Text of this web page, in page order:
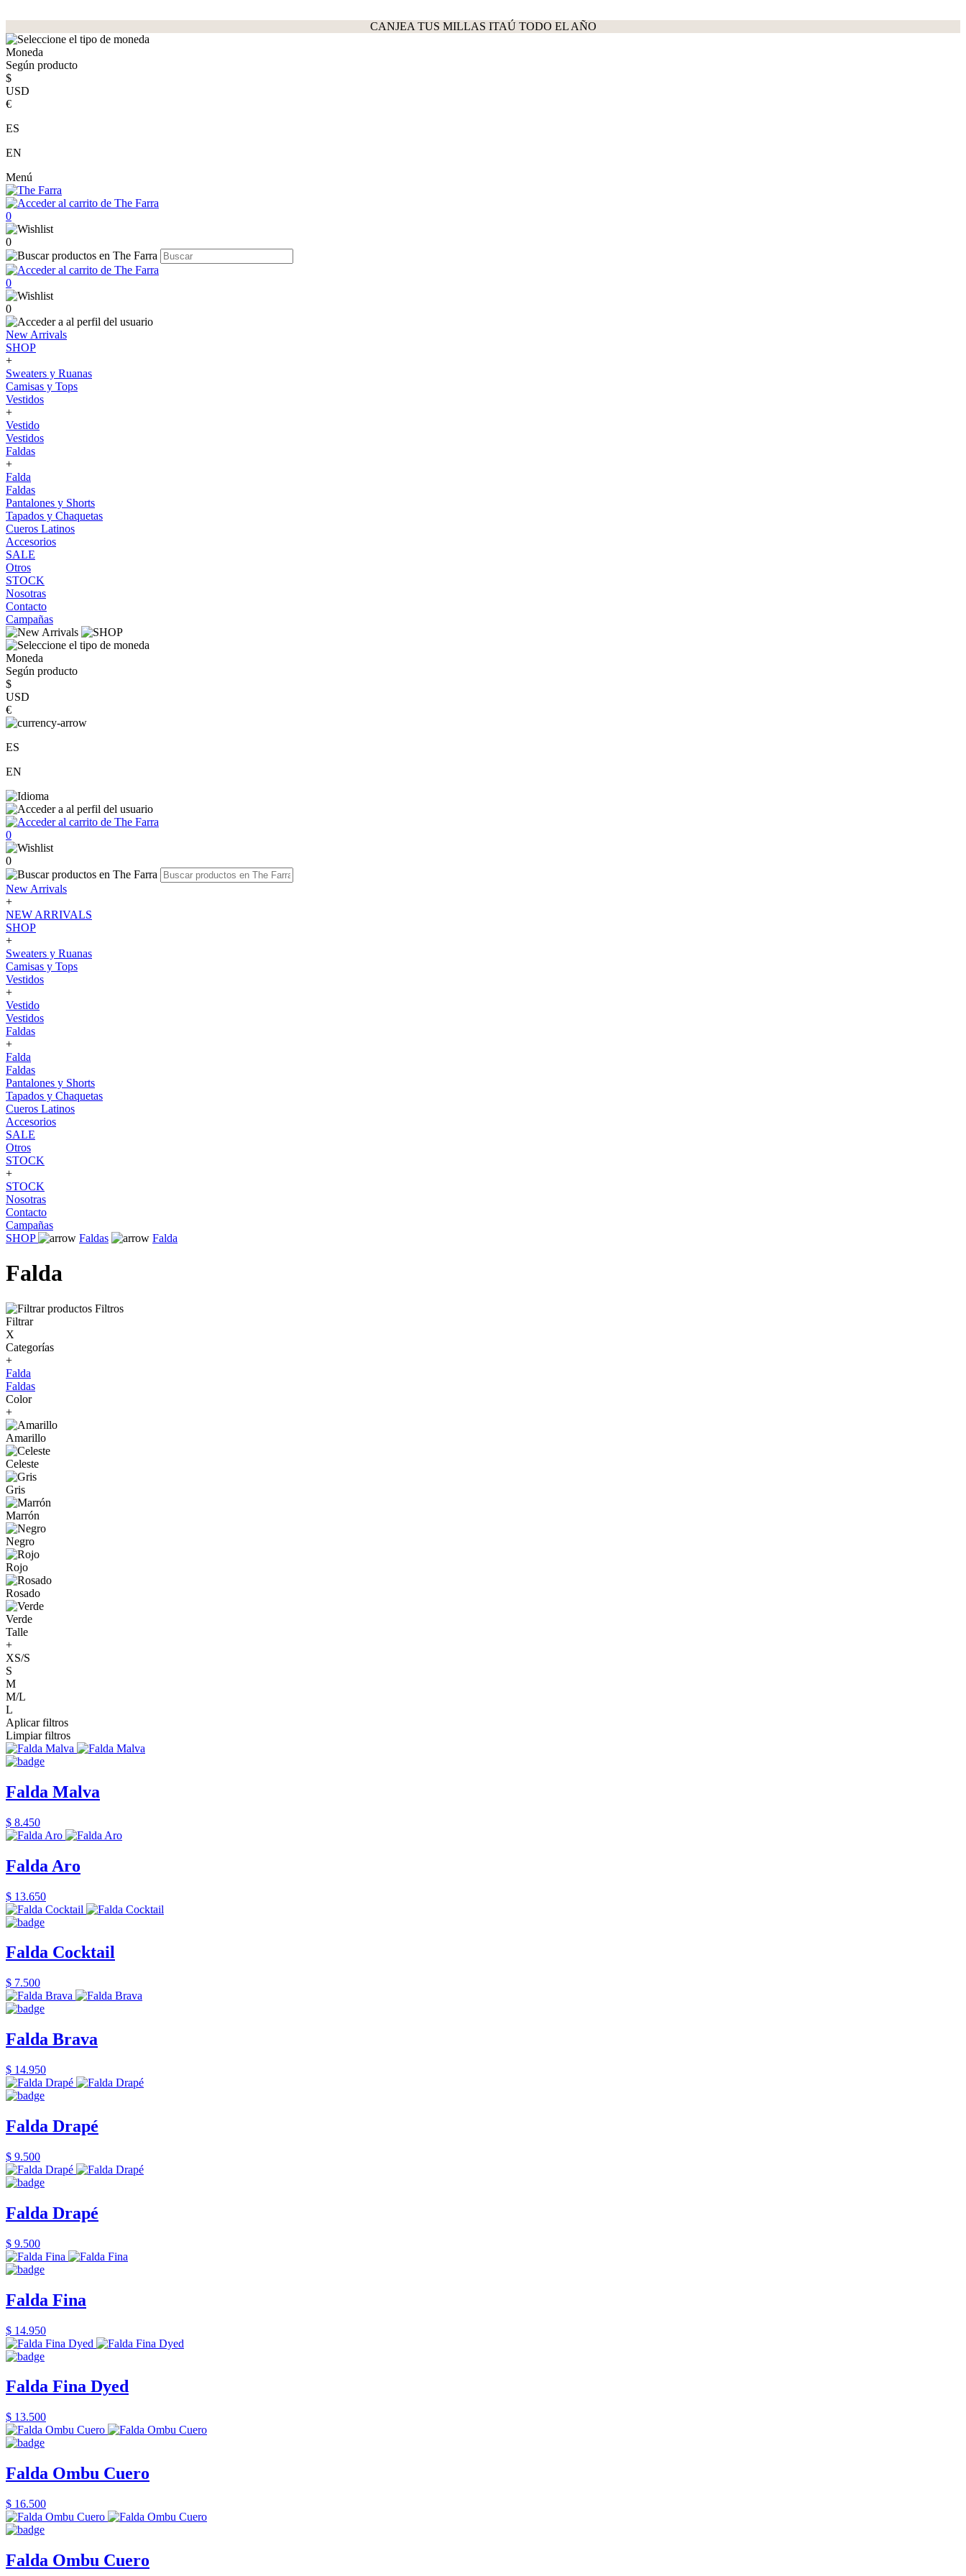
CANJEA TUS MILLAS ITAÚ TODO EL AÑO
Moneda
Según producto
$
USD
€
ES
EN
Menú
0
0
0
0
New Arrivals
SHOP
+
Sweaters y Ruanas
Camisas y Tops
Vestidos
+
Vestido
Vestidos
Faldas
+
Falda
Faldas
Pantalones y Shorts
Tapados y Chaquetas
Cueros Latinos
Accesorios
SALE
Otros
STOCK
Nosotras
Contacto
Campañas
Moneda
Según producto
$
USD
€
ES
EN
0
0
New Arrivals
+
NEW ARRIVALS
SHOP
+
Sweaters y Ruanas
Camisas y Tops
Vestidos
+
Vestido
Vestidos
Faldas
+
Falda
Faldas
Pantalones y Shorts
Tapados y Chaquetas
Cueros Latinos
Accesorios
SALE
Otros
STOCK
+
STOCK
Nosotras
Contacto
Campañas
SHOP
Faldas Falda
Falda
Filtros
Filtrar
X
Categorías
+
Falda
Faldas
Color
+
Amarillo
Celeste
Gris
Marrón
Negro
Rojo
Rosado
Verde
Talle
+
XS/S
S
M
M/L
L
Aplicar filtros
Limpiar filtros
Falda Malva
$ 8.450
Falda Aro
$ 13.650
Falda Cocktail
$ 7.500
Falda Brava
$ 14.950
Falda Drapé
$ 9.500
Falda Drapé
$ 9.500
Falda Fina
$ 14.950
Falda Fina Dyed
$ 13.500
Falda Ombu Cuero
$ 16.500
Falda Ombu Cuero